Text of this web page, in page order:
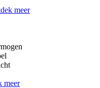
meer
meer